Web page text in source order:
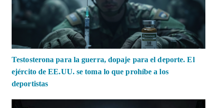
Testosterona para la guerra, dopaje para el deporte. El
ejército de EE.UU. se toma lo que prohíbe a los
deportistas